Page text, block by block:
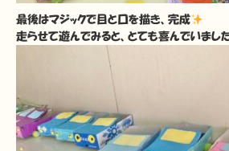
最後はマジックで目と口を描き、完成
走らせて遊んでみると、とても喜んでいまし